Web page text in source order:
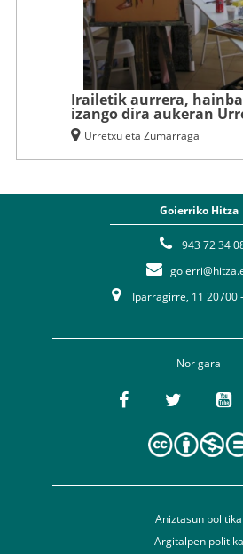
Irailetik aurrera,
izango dira aukeran
Urretxu eta Zumarraga
Goierriko Hitza
943 72 34
Iparragirre, 11 20700
Nor gara
Aniztasun politika
Argitalpen politika